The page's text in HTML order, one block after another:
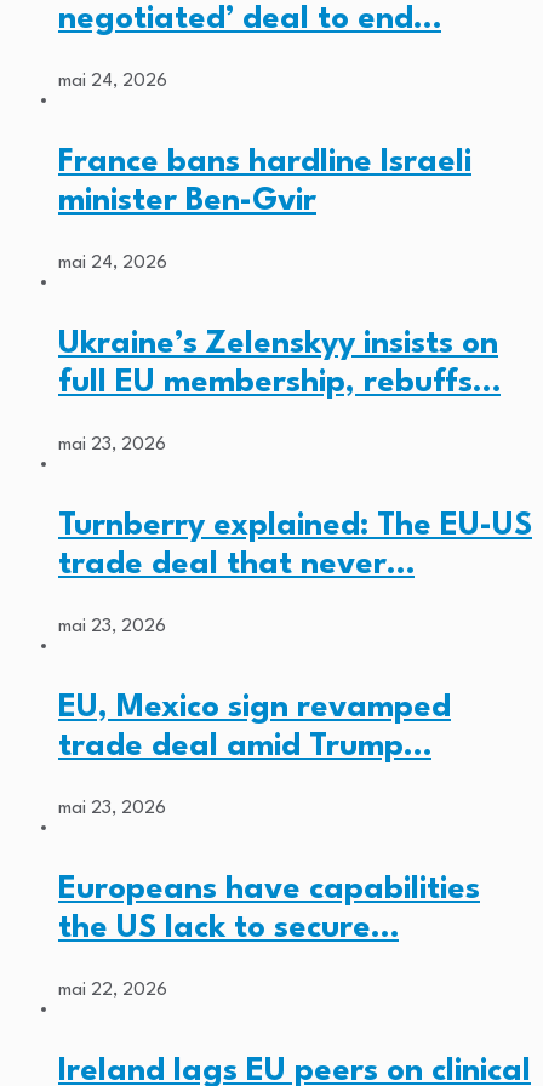
negotiated’ deal to end…
mai 24, 2026
France bans hardline Israeli
minister Ben-Gvir
mai 24, 2026
Ukraine’s Zelenskyy insists on
full EU membership, rebuffs…
mai 23, 2026
Turnberry explained: The EU-US
trade deal that never…
mai 23, 2026
EU, Mexico sign revamped
trade deal amid Trump…
mai 23, 2026
Europeans have capabilities
the US lack to secure…
mai 22, 2026
Ireland lags EU peers on clinical